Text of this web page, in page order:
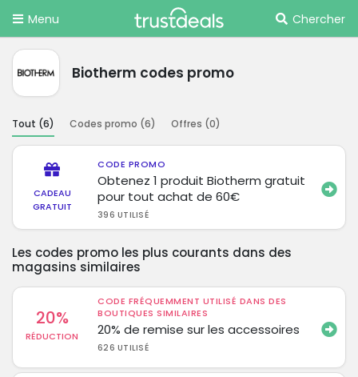
Menu Chercher
Biotherm codes promo
Tout (6) Codes promo (6) Offres (0)
CADEAU
GRATUIT
CODE PROMO
Obtenez 1 produit Biotherm gratuit
pour tout achat de 60€
396 UTILISÉ
Les codes promo les plus courants dans des
magasins similaires
20%
RÉDUCTION
CODE FRÉQUEMMENT UTILISÉ DANS DES
BOUTIQUES SIMILAIRES
20% de remise sur les accessoires
626 UTILISÉ